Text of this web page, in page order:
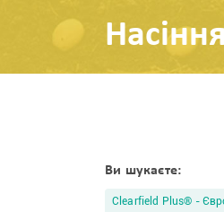
Ви шукаєте:
Clearfield Plus® -